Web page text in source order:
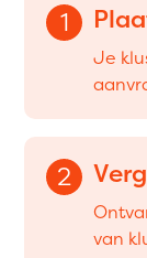
1
Je
2
van